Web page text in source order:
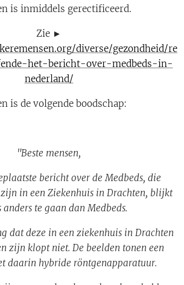
is inmiddels gerectificeerd.
Zie ►
diverse/gezondheid/re
het-bericht-over-medbeds-in-
nederland/
is de volgende boodschap:
"Beste mensen,
bericht over de Medbeds, die
in een Ziekenhuis in Drachten, blijkt
anders te gaan dan Medbeds.
dat deze in een ziekenhuis in Drachten
zijn klopt niet. De beelden tonen een
daarin hybride röntgenapparatuur.